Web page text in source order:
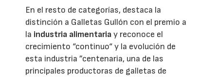
En el resto de categorías, destaca la
distinción a Galletas Gullón con el premio a
la industria alimentariay reconoce el
crecimiento “continuo“ y la evolución de
esta industria ”centenaria, una de las
principales productoras de galletas de